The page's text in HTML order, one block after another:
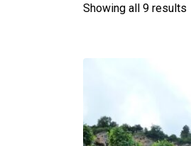
Showing all 9 results